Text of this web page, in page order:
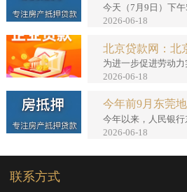
2026-06-18
2026-06-18
2026-06-18
联系方式